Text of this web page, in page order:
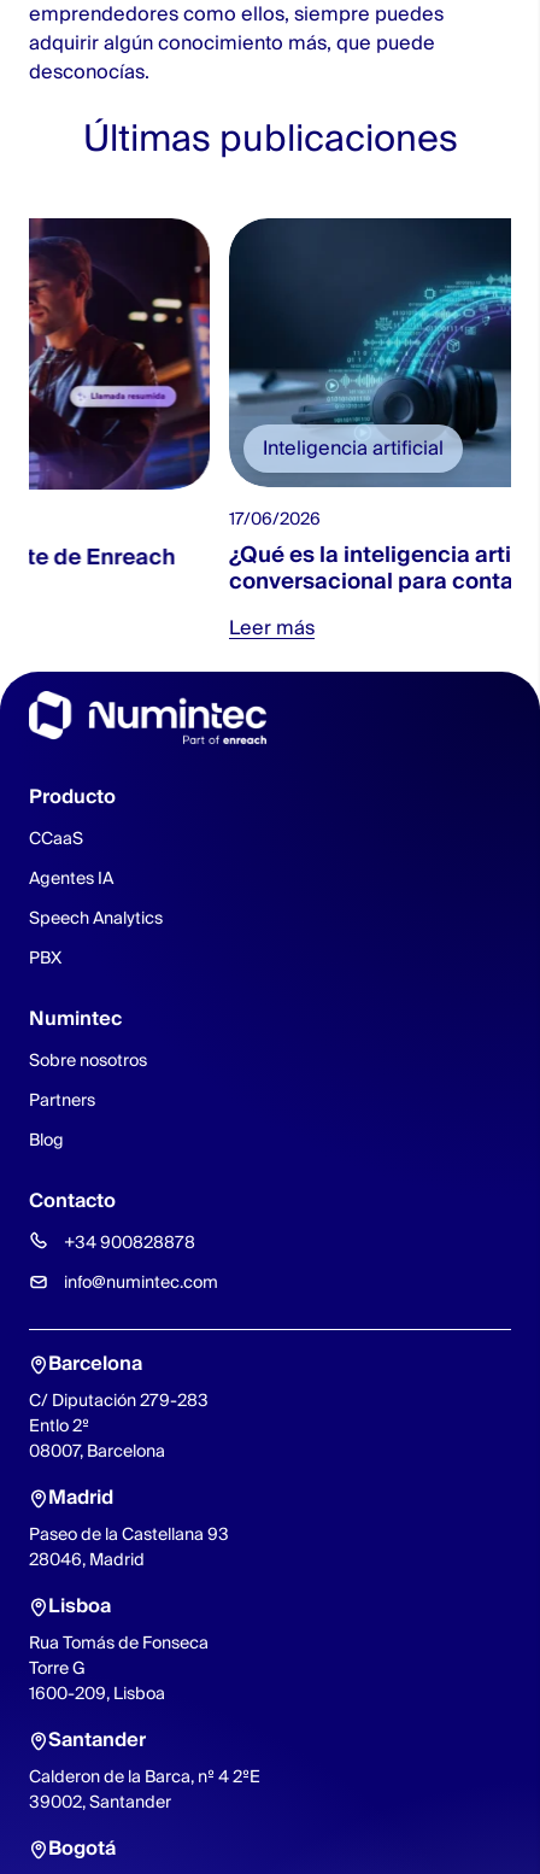
emprendedores como ellos, siempre puedes
adquirir algún conocimiento más, que puede
desconocías.
Últimas publicaciones
Inteligencia artificial
¿Qué es la inteligencia artificial
conversacional para contact centers?
Producto
CCaaS
Agentes IA
Speech Analytics
PBX
Numintec
Sobre nosotros
Partners
Blog
Contacto
+34 900828878
info@numintec.com
Barcelona
C/ Diputación 279-283
Entlo 2º
08007, Barcelona
Madrid
Paseo de la Castellana 93
28046, Madrid
Lisboa
Rua Tomás de Fonseca
Torre G
1600-209, Lisboa
Santander
Calderon de la Barca, nº 4 2ºE
39002, Santander
Bogotá